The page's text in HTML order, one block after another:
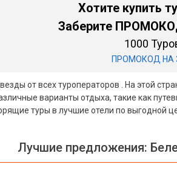
Хотите купить
Заберите
1000
ПРОМОКОД НА
от всех туроператоров . На этой
варианты отдыха, такие как
туры в лучшие отели по выгодной
Лучшие предложения: